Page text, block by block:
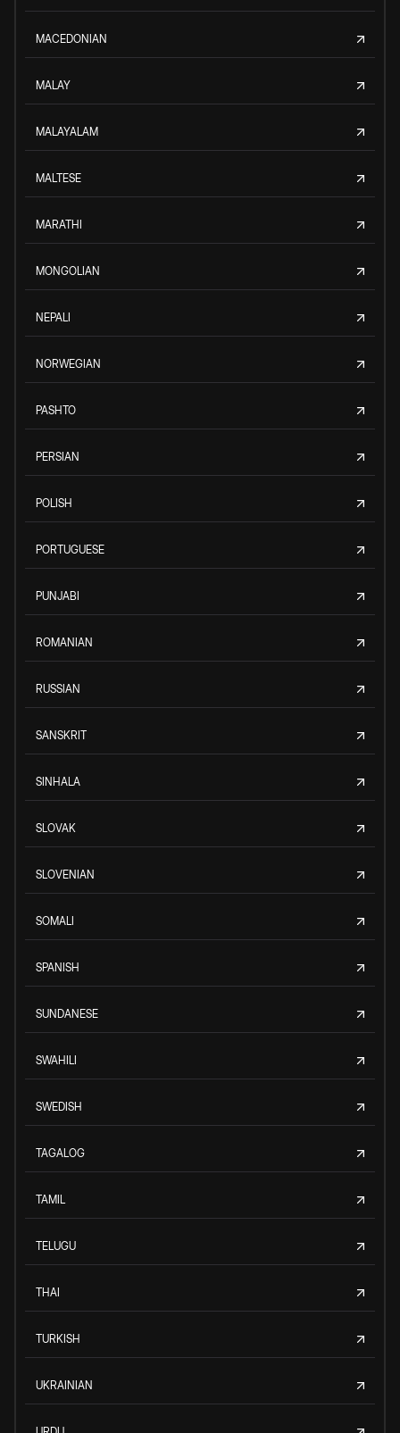
MACEDONIAN
MALAY
MALAYALAM
MALTESE
MARATHI
MONGOLIAN
NEPALI
NORWEGIAN
PASHTO
PERSIAN
POLISH
PORTUGUESE
PUNJABI
ROMANIAN
RUSSIAN
SANSKRIT
SINHALA
SLOVAK
SLOVENIAN
SOMALI
SPANISH
SUNDANESE
SWAHILI
SWEDISH
TAGALOG
TAMIL
TELUGU
THAI
TURKISH
UKRAINIAN